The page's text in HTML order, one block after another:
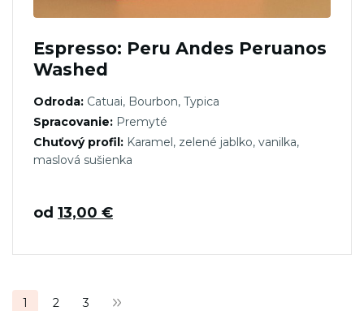
Espresso: Peru Andes Peruanos
Washed
Odroda: Catuai, Bourbon, Typica
Spracovanie: Premyté
Chuťový profil: Karamel, zelené jablko, vanilka,
maslová sušienka
od 13,00 €
1 2 3